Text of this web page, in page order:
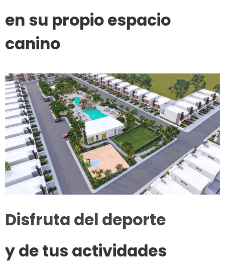
en su propio espacio
canino
Disfruta del deporte
y de tus actividades